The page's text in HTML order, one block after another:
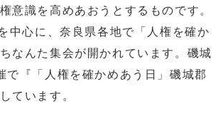
意識を高めあおうとするものです。
中心に、奈良県各地で「人権を確か
なんた集会が開かれています。磯城
で『「人権を確かめあう日」磯城郡
ています。